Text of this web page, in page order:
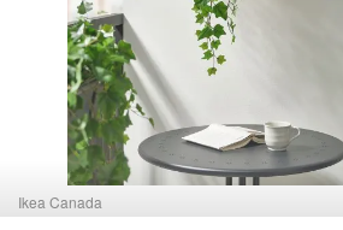
Ikea Canada